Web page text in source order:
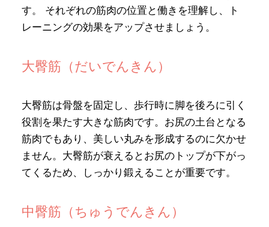
す。 それぞれの筋肉の位置と働きを理解し、ト
レーニングの効果をアップさせましょう。
大臀筋（だいでんきん）
大臀筋は骨盤を固定し、歩行時に脚を後ろに引く
役割を果たす大きな筋肉です。お尻の土台となる
筋肉でもあり、美しい丸みを形成するのに欠かせ
ません。大臀筋が衰えるとお尻のトップが下がっ
てくるため、しっかり鍛えることが重要です。
中臀筋（ちゅうでんきん）